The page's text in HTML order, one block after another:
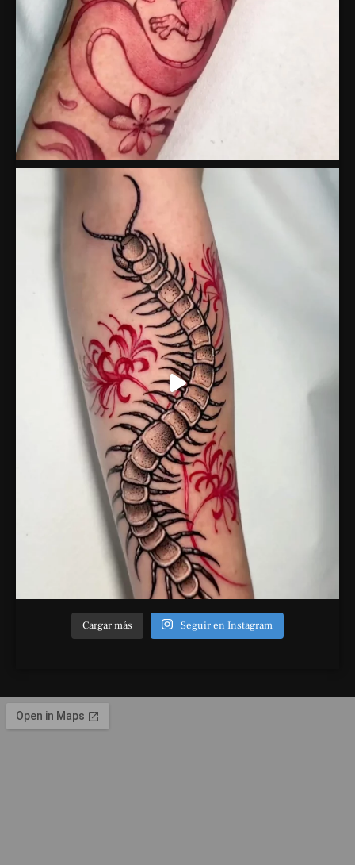
Cargar más Seguir en Instagram